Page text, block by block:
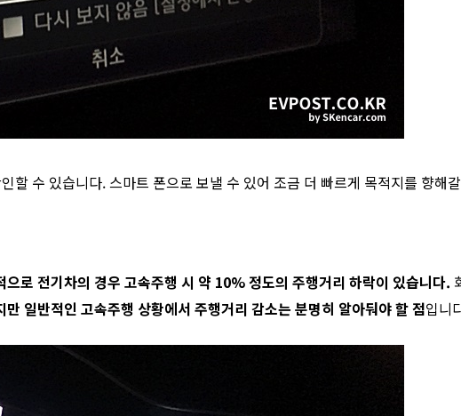
할 수 있습니다. 스마트 폰으로 보낼 수 있어 조금 더 빠르게 목적지를 향해
으로 전기차의 경우 고속주행 시 약 10% 정도의 주행거리 하락이 있습니다.
만 일반적인 고속주행 상황에서 주행거리 감소는 분명히 알아둬야 할 점입니